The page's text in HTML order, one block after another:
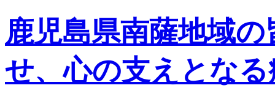
鹿児島県南薩地域
せ、心の支えとな